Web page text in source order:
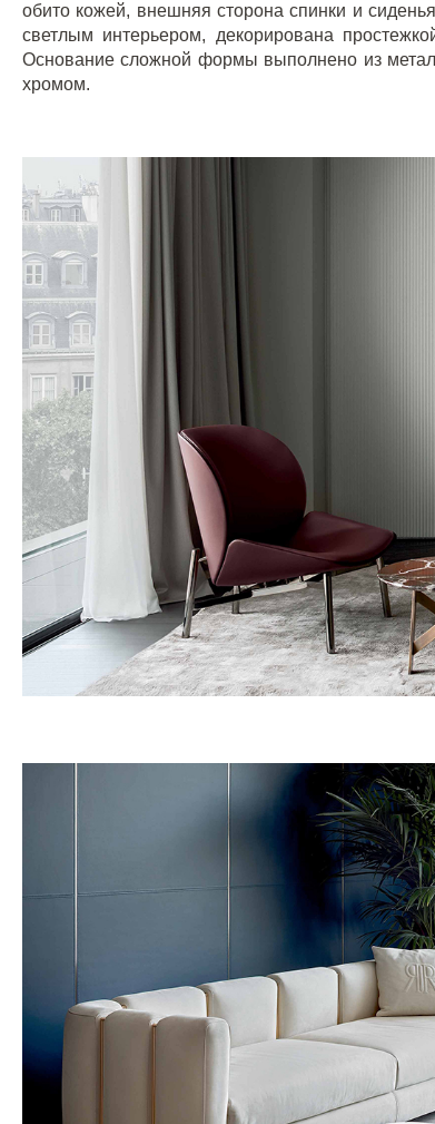
обито кожей, внешняя сторона спинки и
светлым интерьером, декорирована
Основание сложной формы выполнено из
хромом.